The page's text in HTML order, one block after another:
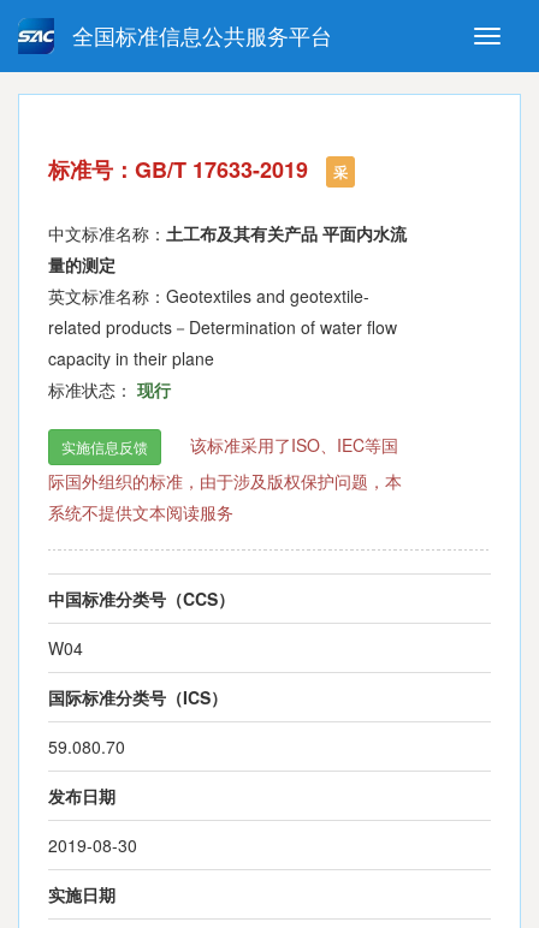
Toggle
全国标准信息公共服务平台
强制性国家标准 推荐性国家标准
指导性技术文件 (National standards in foreign
language version)
标准号：GB/T 17633-2019 采
中文标准名称： 土工布及其有关产品 平面内水流
量的测定
英文标准名称：Geotextiles and geotextile-
related products－Determination of water flow
capacity in their plane
标准状态： 现行
实施信息反馈
该标准采用了ISO、IEC等国
际国外组织的标准，由于涉及版权保护问题，本
系统不提供文本阅读服务
中国标准分类号（CCS）
W04
国际标准分类号（ICS）
59.080.70
发布日期
2019-08-30
实施日期